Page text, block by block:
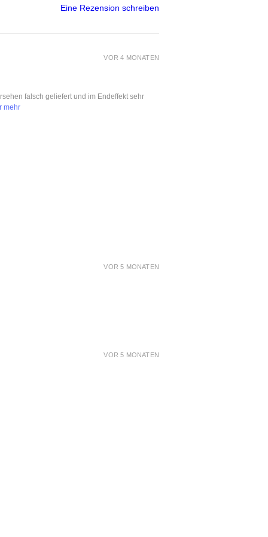
Eine Rezension schreiben
VOR 4 MONATEN
falsch geliefert und im Endeffekt sehr
mehr
VOR 5 MONATEN
VOR 5 MONATEN